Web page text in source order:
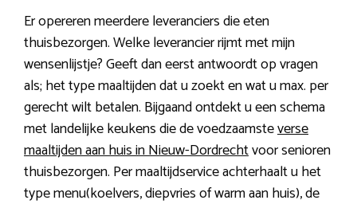
Er opereren meerdere leveranciers die eten
thuisbezorgen. Welke leverancier rijmt met mijn
wensenlijstje? Geeft dan eerst antwoordt op vragen
als; het type maaltijden dat u zoekt en wat u max. per
gerecht wilt betalen. Bijgaand ontdekt u een schema
met landelijke keukens die de voedzaamsteverse
maaltijden aan huis in Nieuw-Dordrechtvoor senioren
thuisbezorgen. Per maaltijdservice achterhaalt u het
type menu(koelvers, diepvries of warm aan huis), de